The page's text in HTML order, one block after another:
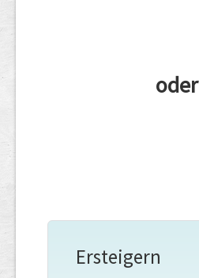
oder
Ersteigern